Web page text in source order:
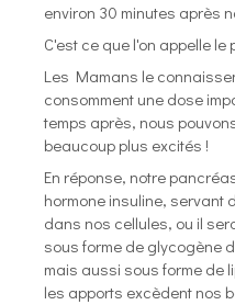
environ 30 minutes après
C'est ce que l'on appelle le
Les Mamans le
consomment une dose
temps après, nous
beaucoup plus excités !
En réponse, notre
hormone insuline, servant
dans nos cellules, ou il
sous forme de glycogène
mais aussi sous forme de
les apports excèdent nos